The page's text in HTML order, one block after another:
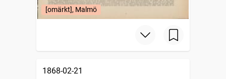
[omärkt], Malmö
1868-02-21